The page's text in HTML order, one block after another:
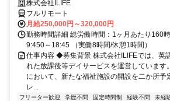
株式会社ILIFE
フルリモート
月給250,000円～320,000円
勤務時間詳細 総労働時間：1ヶ月あたり160
9:450～18:45 （実働8時間/休憩1時間）
仕事内容 ◆募集背景 株式会社ILIFEでは、英
れた放課後等デイサービスを運営しています
において、新たな福祉施設の開設を二か所予
レ...
フリーター歓迎 学歴不問 固定時間制 経験不問 未経